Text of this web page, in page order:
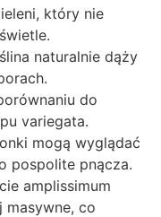
który nie
naturalnie dąży
do
variegata.
mogą wyglądać
pospolite pnącza.
amplissimum
masywne, co